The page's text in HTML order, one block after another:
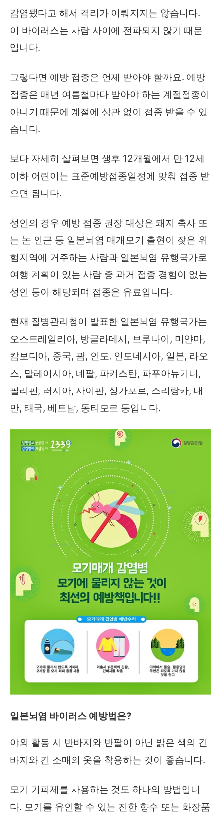
감염됐다고 해서 격리가 이뤄지지는 않습니다.
이 바이러스는 사람 사이에 전파되지 않기 때문
입니다.
그렇다면 예방 접종은 언제 받아야 할까요. 예방
접종은 매년 여름철마다 받아야 하는 계절접종이
아니기 때문에 계절에 상관 없이 접종 받을 수 있
습니다.
보다 자세히 살펴보면 생후 12개월에서 만 12세
이하 어린이는 표준예방접종일정에 맞춰 접종 받
으면 됩니다.
성인의 경우 예방 접종 권장 대상은 돼지 축사 또
는 논 인근 등 일본뇌염 매개모기 출현이 잦은 위
험지역에 거주하는 사람과 일본뇌염 유행국가로
여행 계획이 있는 사람 중 과거 접종 경험이 없는
성인 등이 해당되며 접종은 유료입니다.
현재 질병관리청이 발표한 일본뇌염 유행국가는
오스트레일리아, 방글라데시, 브루나이, 미얀마,
캄보디아, 중국, 괌, 인도, 인도네시아, 일본, 라오
스, 말레이시아, 네팔, 파키스탄, 파푸아뉴기니,
필리핀, 러시아, 사이판, 싱가포르, 스리랑카, 대
만, 태국, 베트남, 동티모르 등입니다.
일본뇌염 바이러스 예방법은?
야외 활동 시 반바지와 반팔이 아닌 밝은 색의 긴
바지와 긴 소매의 옷을 착용하는 것이 좋습니다.
모기 기피제를 사용하는 것도 하나의 방법입니
다. 모기를 유인할 수 있는 진한 향수 또는 화장품